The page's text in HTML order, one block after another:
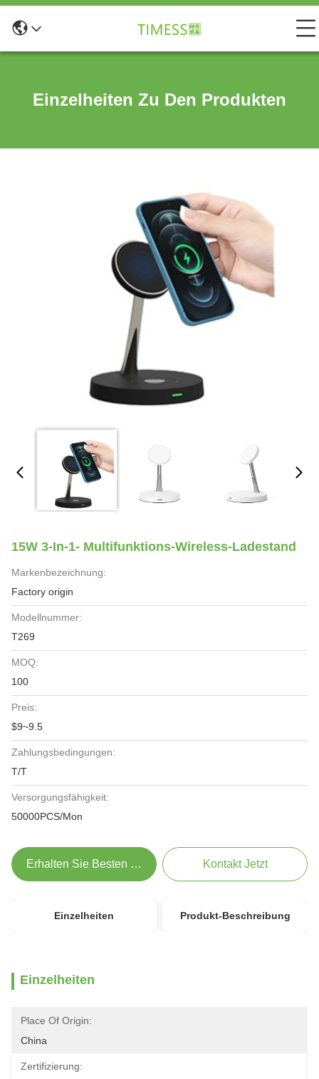
Einzelheiten Zu Den Produkten
15W 3-In-1- Multifunktions-Wireless-Ladestand
Markenbezeichnung:
Factory origin
Modellnummer:
T269
MOQ:
100
Preis:
$9~9.5
Zahlungsbedingungen:
T/T
Versorgungsfähigkeit:
50000PCS/Mon
Erhalten Sie Besten Preis Kontakt Jetzt
Einzelheiten Produkt-Beschreibung
Einzelheiten
Place Of Origin:
China
Zertifizierung: